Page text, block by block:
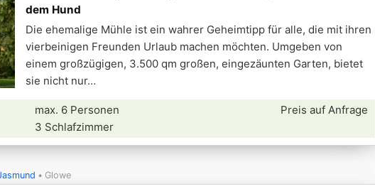
dem Hund
Die ehemalige Mühle ist ein wahrer Geheimtipp für alle, die mit ihren
vierbeinigen Freunden Urlaub machen möchten. Umgeben von
einem großzügigen, 3.500 qm großen, eingezäunten Garten, bietet
sie nicht nur
max. 6 Personen
3 Schlafzimmer
Preis auf Anfrage
Glowe